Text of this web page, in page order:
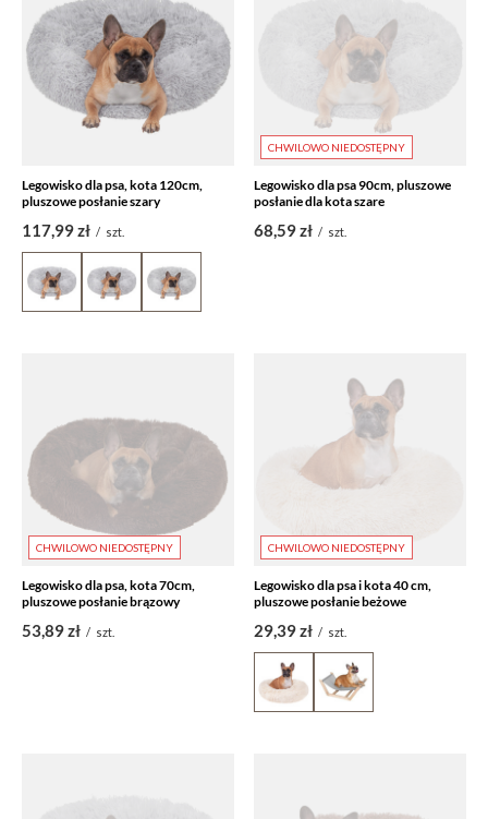
Legowisko dla psa, kota 120cm,
pluszowe posłanie szary
117,99 zł / szt.
CHWILOWO NIEDOSTĘPNY
Legowisko dla psa 90cm, pluszowe
posłanie dla kota szare
68,59 zł / szt.
CHWILOWO NIEDOSTĘPNY
Legowisko dla psa, kota 70cm,
pluszowe posłanie brązowy
53,89 zł / szt.
CHWILOWO NIEDOSTĘPNY
Legowisko dla psa i kota 40 cm,
pluszowe posłanie beżowe
29,39 zł / szt.